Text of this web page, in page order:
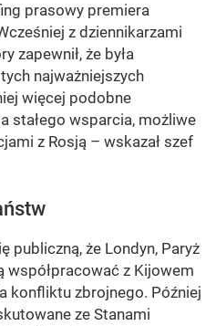
prasowy premiera
z dziennikarzami
zapewnił, że była
najważniejszych
więcej podobne
stałego wsparcia, możliwe
z Rosją – wskazał szef
publiczną, że Londyn, Paryż
współpracować z Kijowem
konfliktu zbrojnego. Później
ze Stanami